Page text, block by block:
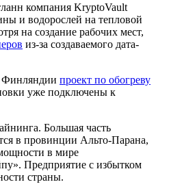
компания KryptoVault
и водорослей на тепловой
на создание рабочих мест,
из-за создаваемого дата-
Финляндии проект по обогреву
уже подключены к
Большая часть
в провинции Альто-Парана,
в мире
Предприятие с избытком
страны.